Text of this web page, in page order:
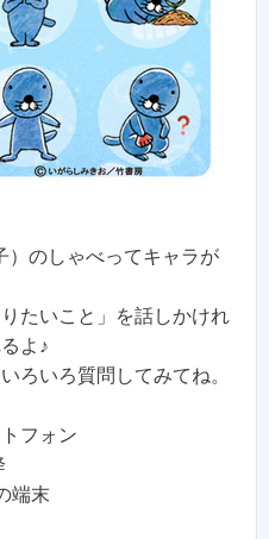
）のしゃべってキャラが
たいこと」を話しかけれ
よ♪
ろいろ質問してみてね。
フォン
端末